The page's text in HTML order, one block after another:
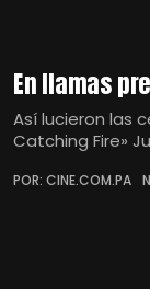
En llamas
Así lucieron las
Catching Fire»
POR: CINE.COM.PA